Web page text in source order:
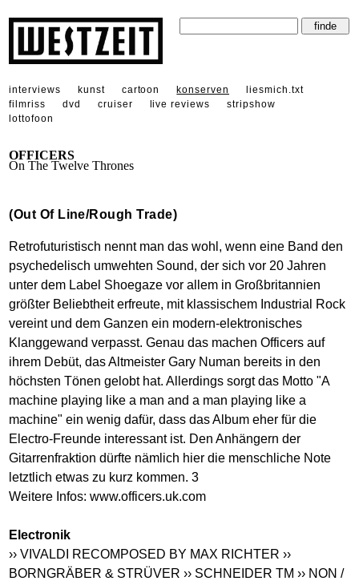
interviews kunst cartoon konserven
liesmich.txt
filmriss
dvd cruiser live reviews
stripshow
lottofoon
OFFICERS
On The Twelve Thrones
(Out Of Line/Rough Trade)
Retrofuturistisch nennt man das wohl, wenn eine Band den
psychedelisch umwehten Sound, der sich vor 20 Jahren
unter dem Label Shoegaze vor allem in Großbritannien
größter Beliebtheit erfreute, mit klassischem Industrial Rock
vereint und dem Ganzen ein modern-elektronisches
Klanggewand verpasst. Genau das machen Officers auf
ihrem Debüt, das Altmeister Gary Numan bereits in den
höchsten Tönen gelobt hat. Allerdings sorgt das Motto "A
machine playing like a man and a man playing like a
machine" ein wenig dafür, dass das Album eher für die
Electro-Freunde interessant ist. Den Anhängern der
Gitarrenfraktion dürfte nämlich hier die menschliche Note
letztlich etwas zu kurz kommen. 3
Weitere Infos:www.officers.uk.com
Electronik
›› VIVALDI RECOMPOSED BY MAX RICHTER ››
BORNGRÄBER & STRÜVER ›› SCHNEIDER TM ›› NON /